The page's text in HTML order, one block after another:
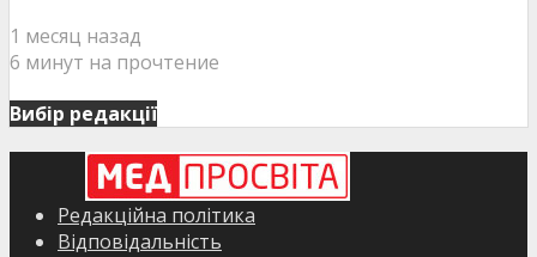
1 месяц назад
6 минут на прочтение
Вибір редакції
Редакційна політика
Відповідальність